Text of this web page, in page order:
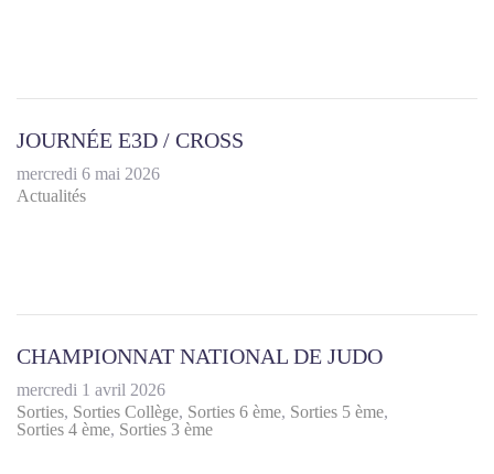
JOURNÉE E3D / CROSS
mercredi 6 mai 2026
Actualités
CHAMPIONNAT NATIONAL DE JUDO
mercredi 1 avril 2026
Sorties Sorties Collège Sorties 6 ème Sorties 5 ème
Sorties 4 ème Sorties 3 ème